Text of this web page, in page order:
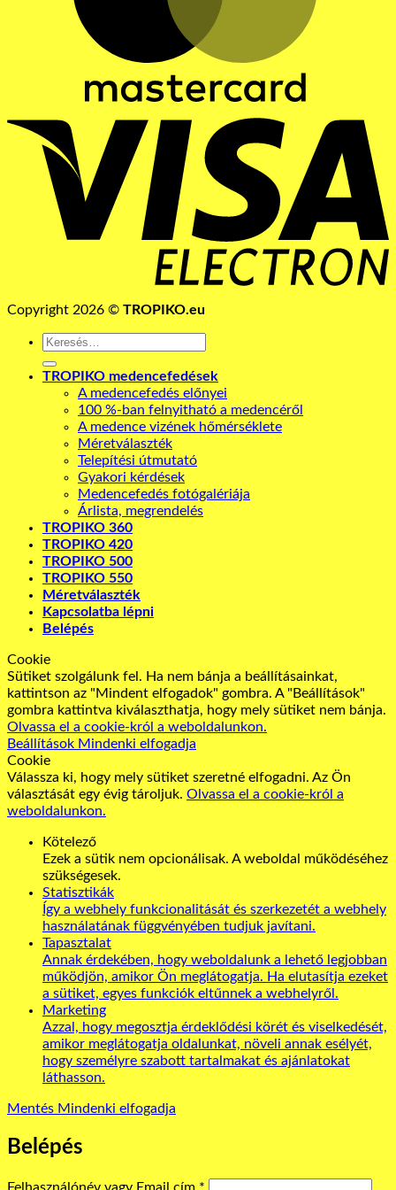
Copyright 2026 © TROPIKO.eu
Keresés
következőre:
TROPIKO medencefedések
A medencefedés előnyei
100 %-ban felnyitható a medencéről
A medence vizének hőmérséklete
Méretválaszték
Telepítési útmutató
Gyakori kérdések
Medencefedés fotógalériája
Árlista, megrendelés
TROPIKO 360
TROPIKO 420
TROPIKO 500
TROPIKO 550
Méretválaszték
Kapcsolatba lépni
Belépés
Cookie
Sütiket szolgálunk fel. Ha nem bánja a beállításainkat,
kattintson az "Mindent elfogadok" gombra. A "Beállítások"
gombra kattintva kiválaszthatja, hogy mely sütiket nem bánja.
Olvassa el a cookie-król a weboldalunkon.
Beállítások Mindenki elfogadja
Cookie
Válassza ki, hogy mely sütiket szeretné elfogadni. Az Ön
választását egy évig tároljuk. Olvassa el a cookie-król a
weboldalunkon.
Kötelező
Ezek a sütik nem opcionálisak. A weboldal működéséhez
szükségesek.
Statisztikák
Így a webhely funkcionalitását és szerkezetét a webhely
használatának függvényében tudjuk javítani.
Tapasztalat
Annak érdekében, hogy weboldalunk a lehető legjobban
működjön, amikor Ön meglátogatja. Ha elutasítja ezeket
a sütiket, egyes funkciók eltűnnek a webhelyről.
Marketing
Azzal, hogy megosztja érdeklődési körét és viselkedését,
amikor meglátogatja oldalunkat, növeli annak esélyét,
hogy személyre szabott tartalmakat és ajánlatokat
láthasson.
Mentés Mindenki elfogadja
Belépés